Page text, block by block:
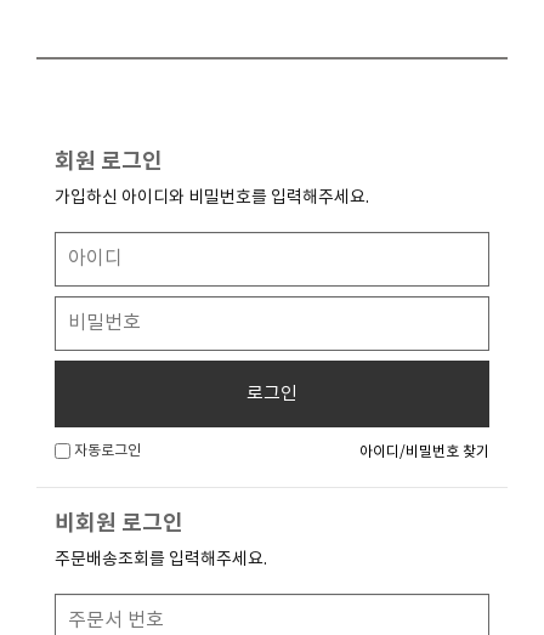
회원 로그인
가입하신 아이디와 비밀번호를 입력해주세요.
로그인
자동로그인 아이디/비밀번호 찾기
비회원 로그인
주문배송조회를 입력해주세요.